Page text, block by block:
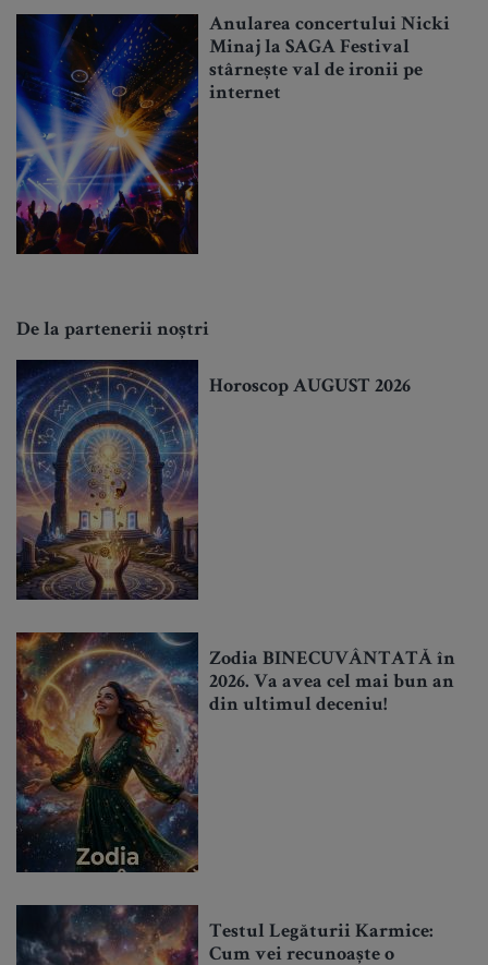
Anularea concertului Nicki
Minaj la SAGA Festival
stârnește val de ironii pe
internet
De la partenerii noștri
Horoscop AUGUST 2026
Zodia BINECUVÂNTATĂ în
2026. Va avea cel mai bun an
din ultimul deceniu!
Testul Legăturii Karmice:
Cum vei recunoaște o